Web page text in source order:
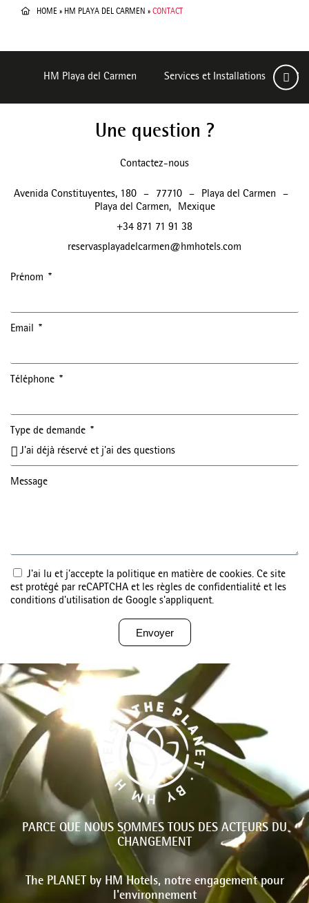
HOME » HM PLAYA DEL CARMEN » CONTACT
HM Playa del Carmen Services et Installations
Une question ?
Contactez-nous
Avenida Constituyentes, 180 – 77710 – Playa del Carmen
–
Playa del Carmen,
Mexique
+34 871 71 91 38
reservasplayadelcarmen@hmhotels.com
Prénom
Email
Téléphone
Type de demande
Message
J'ai lu et j'accepte la politique en matière de cookies. Ce site
est protégé par reCAPTCHA et les règles de confidentialité et les
conditions d'utilisation de Google s'appliquent.
Envoyer
PARCE QUE NOUS SOMMES TOUS DES ACTEURS DU
CHANGEMENT
The PLANET by HM Hotels, notre engagement pour
l'environnement